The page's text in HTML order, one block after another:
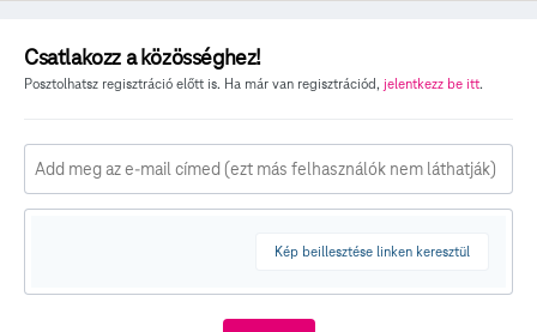
Csatlakozz a közösséghez!
Posztolhatsz regisztráció előtt is. Ha már van regisztrációd, jelentkezz be itt.
Kép beillesztése linken keresztül